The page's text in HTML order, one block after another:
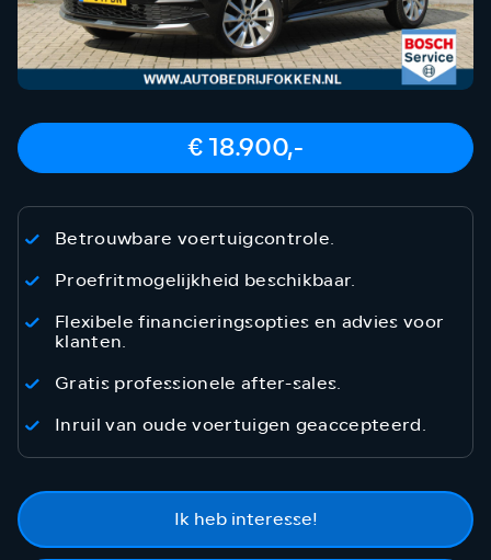
€ 18.900,-
Betrouwbare voertuigcontrole.
Proefritmogelijkheid beschikbaar.
Flexibele financieringsopties en advies voor
klanten.
Gratis professionele after-sales.
Inruil van oude voertuigen geaccepteerd.
Ik heb interesse!